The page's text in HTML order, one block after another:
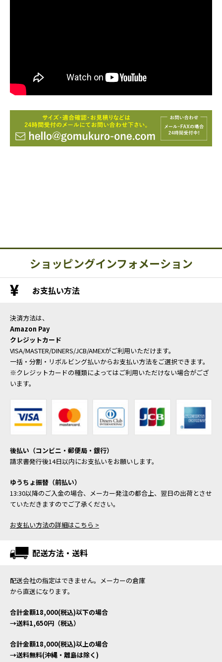
ショッピングインフォメーション
お支払い方法
決済方法は、
Amazon Pay
クレジットカード
VISA/MASTER/DINERS/JCB/AMEXがご利用いただけます。
一括・分割・リボルビング払いからお支払い方法をご選択できます。
※クレジットカードの種類によってはご利用いただけない場合がござ
います。
後払い（コンビニ・郵便局・銀行）
請求書発行後14日以内にお支払いをお願いします。
ゆうちょ振替（前払い）
13:30以降のご入金の場合、メーカー発注の都合上、翌日の出荷とさせ
ていただきますのでご了承ください。
お支払い方法の詳細はこちら >
配送方法・送料
配送会社の指定はできません。メーカーの倉庫
から直送になります。
合計金額18,000(税込)以下の場合
→送料1,650円（税込）
合計金額18,000(税込)以上の場合
→送料無料(沖縄・離島は除く)